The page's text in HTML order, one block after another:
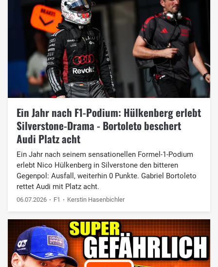
Ein Jahr nach F1-Podium: Hülkenberg erlebt
Silverstone-Drama - Bortoleto beschert
Audi Platz acht
Ein Jahr nach seinem sensationellen Formel-1-Podium
erlebt Nico Hülkenberg in Silverstone den bitteren
Gegenpol: Ausfall, weiterhin 0 Punkte. Gabriel Bortoleto
rettet Audi mit Platz acht.
06.07.2026 F1 Kerstin Hasenbichler